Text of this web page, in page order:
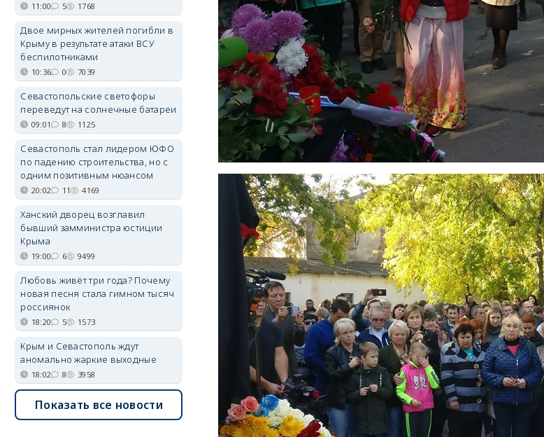
11:00 5 1768
Двое мирных жителей погибли в
Крыму в результате атаки ВСУ
беспилотниками
10:36 0 7039
Севастопольские светофоры
переведут на солнечные батареи
09:01 8 1125
Севастополь стал лидером ЮФО
по падению строительства, но с
одним позитивным нюансом
20:02 11 4169
Ханский дворец возглавил
бывший замминистра юстиции
Крыма
19:00 6 9499
Любовь живёт три года? Почему
новая песня стала гимном тысяч
россиянок
18:20 5 1573
Крым и Севастополь ждут
аномально жаркие выходные
18:02 8 3958
Показать все новости